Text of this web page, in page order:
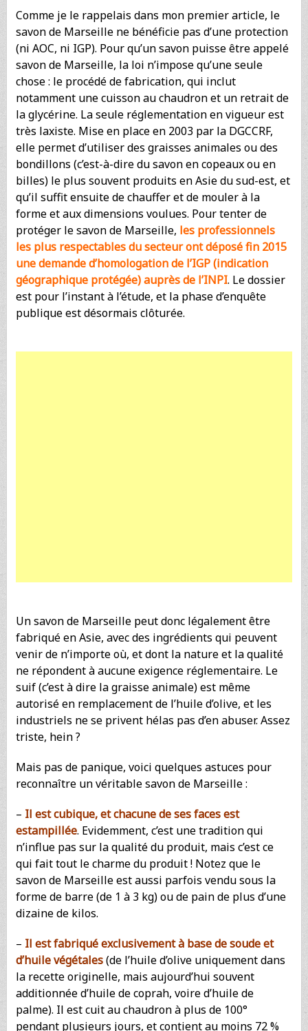
Comme je le rappelais dans mon premier article, le
savon de Marseille ne bénéficie pas d’une protection
(ni AOC, ni IGP). Pour qu’un savon puisse être appelé
savon de Marseille, la loi n’impose qu’une seule
chose : le procédé de fabrication, qui inclut
notamment une cuisson au chaudron et un retrait de
la glycérine. La seule réglementation en vigueur est
très laxiste. Mise en place en 2003 par la DGCCRF,
elle permet d’utiliser des graisses animales ou des
bondillons (c’est-à-dire du savon en copeaux ou en
billes) le plus souvent produits en Asie du sud-est, et
qu’il suffit ensuite de chauffer et de mouler à la
forme et aux dimensions voulues. Pour tenter de
protéger le savon de Marseille, les professionnels
les plus respectables du secteur ont déposé fin 2015
une demande d’homologation de l’IGP (indication
géographique protégée) auprès de l’INPI. Le dossier
est pour l’instant à l’étude, et la phase d’enquête
publique est désormais clôturée.
Un savon de Marseille peut donc légalement être
fabriqué en Asie, avec des ingrédients qui peuvent
venir de n’importe où, et dont la nature et la qualité
ne répondent à aucune exigence réglementaire. Le
suif (c’est à dire la graisse animale) est même
autorisé en remplacement de l’huile d’olive, et les
industriels ne se privent hélas pas d’en abuser. Assez
triste, hein ?
Mais pas de panique, voici quelques astuces pour
reconnaître un véritable savon de Marseille :
– Il est cubique, et chacune de ses faces est
estampillée. Evidemment, c’est une tradition qui
n’influe pas sur la qualité du produit, mais c’est ce
qui fait tout le charme du produit ! Notez que le
savon de Marseille est aussi parfois vendu sous la
forme de barre (de 1 à 3 kg) ou de pain de plus d’une
dizaine de kilos.
– Il est fabriqué exclusivement à base de soude et
d’huile végétales(de l’huile d’olive uniquement dans
la recette originelle, mais aujourd’hui souvent
additionnée d’huile de coprah, voire d’huile de
palme). Il est cuit au chaudron à plus de 100°
pendant plusieurs jours, et contient au moins 72 %